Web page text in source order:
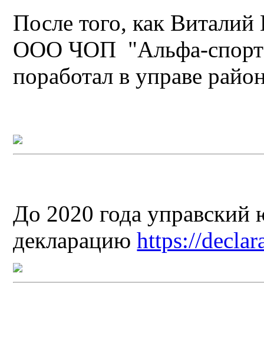
После того, как
ООО ЧОП "Альфа-спорт
поработал в управе
До 2020 года управский
декларациюhttps://